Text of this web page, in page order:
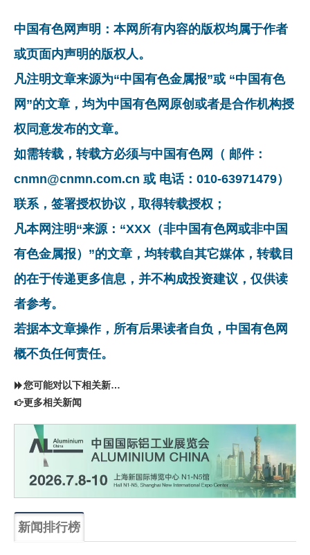
中国有色网声明：本网所有内容的版权均属于作者
或页面内声明的版权人。
凡注明文章来源为“中国有色金属报”或 “中国有色
网”的文章，均为中国有色网原创或者是合作机构授
权同意发布的文章。
如需转载，转载方必须与中国有色网（ 邮件：
cnmn@cnmn.com.cn 或 电话：010-63971479）
联系，签署授权协议，取得转载授权；
凡本网注明“来源：“XXX（非中国有色网或非中国
有色金属报）”的文章，均转载自其它媒体，转载目
的在于传递更多信息，并不构成投资建议，仅供读
者参考。
若据本文章操作，所有后果读者自负，中国有色网
概不负任何责任。
您可能对以下相关新闻同样感兴趣
更多相关新闻
新闻排行榜